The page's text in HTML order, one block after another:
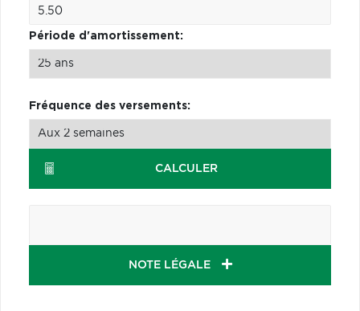
Période d'amortissement:
Fréquence des versements:
CALCULER
NOTE LÉGALE